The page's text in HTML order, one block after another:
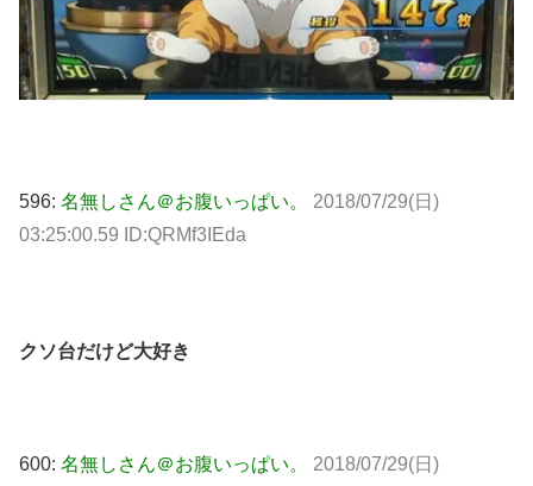
596: 名無しさん＠お腹いっぱい。
2018/07/29(日)
03:25:00.59 ID:QRMf3IEda
クソ台だけど大好き
600: 名無しさん＠お腹いっぱい。 2018/07/29(日)